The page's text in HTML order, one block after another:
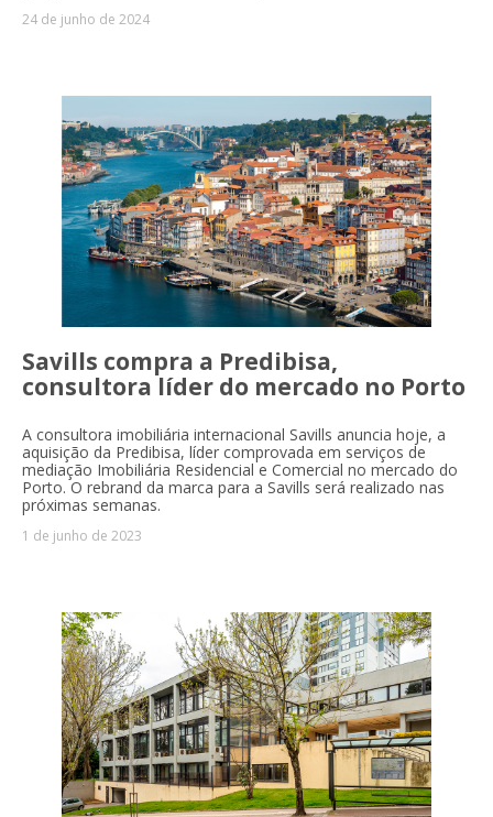
24 de junho de 2024
Savills compra a Predibisa,
consultora líder do mercado no Porto
A consultora imobiliária internacional Savills anuncia hoje, a
aquisição da Predibisa, líder comprovada em serviços de
mediação Imobiliária Residencial e Comercial no mercado do
Porto. O rebrand da marca para a Savills será realizado nas
próximas semanas.
1 de junho de 2023